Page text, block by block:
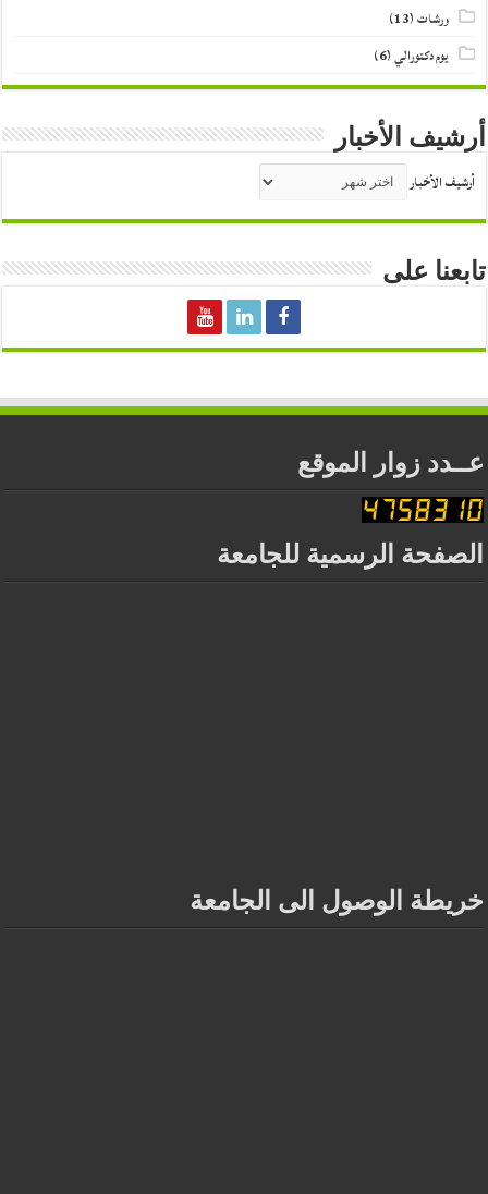
ورشات(13)
يوم دكتورالي(6)
أرشيف الأخبار
أرشيف الأخبار
تابعنا على
عــدد زوار الموقع
الصفحة الرسمية للجامعة
خريطة الوصول الى الجامعة